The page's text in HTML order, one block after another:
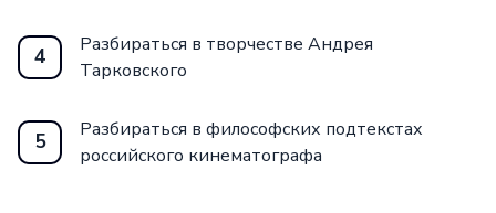
4
Разбираться в творчестве Андрея
Тарковского
5
Разбираться в философских подтекстах
российского кинематографа